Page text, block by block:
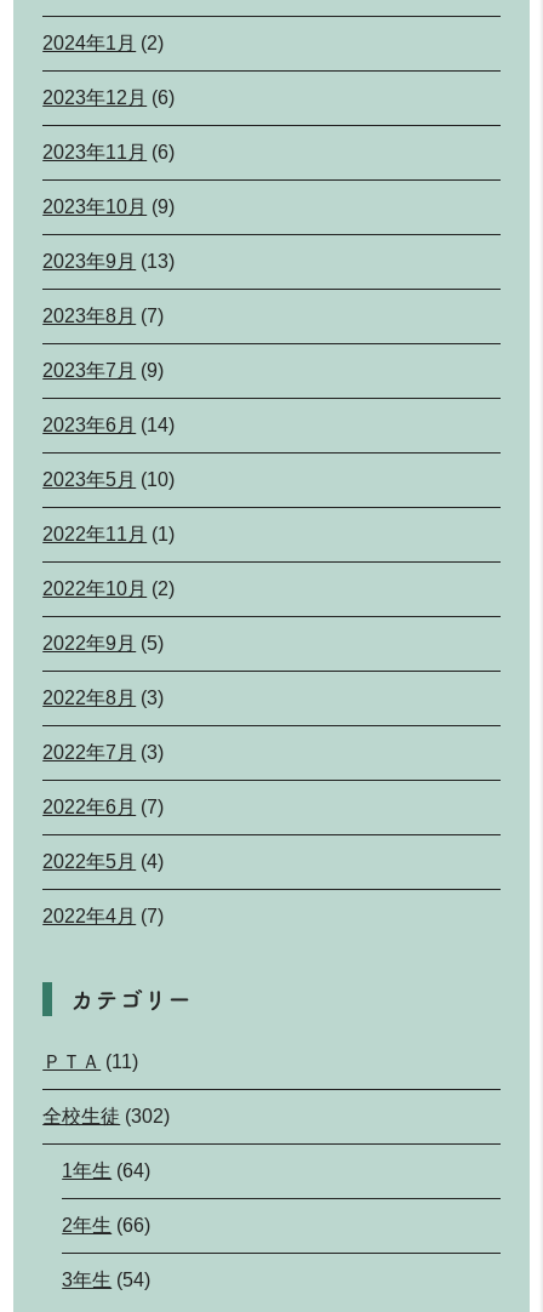
2024年1月 (2)
2023年12月 (6)
2023年11月 (6)
2023年10月 (9)
2023年9月 (13)
2023年8月 (7)
2023年7月 (9)
2023年6月 (14)
2023年5月 (10)
2022年11月 (1)
2022年10月 (2)
2022年9月 (5)
2022年8月 (3)
2022年7月 (3)
2022年6月 (7)
2022年5月 (4)
2022年4月 (7)
カテゴリー
ＰＴＡ (11)
全校生徒 (302)
1年生 (64)
2年生 (66)
3年生 (54)